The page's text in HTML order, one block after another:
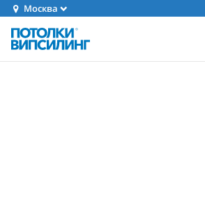
Москва